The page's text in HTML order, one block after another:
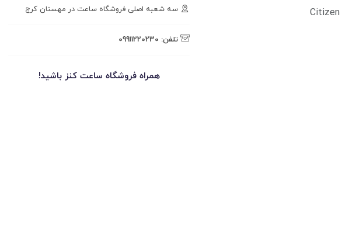
سه شعبه اصلی فروشگاه ساعت در مهستان کرج
تلفن: 09911220230
همراه فروشگاه ساعت کنز باشید!